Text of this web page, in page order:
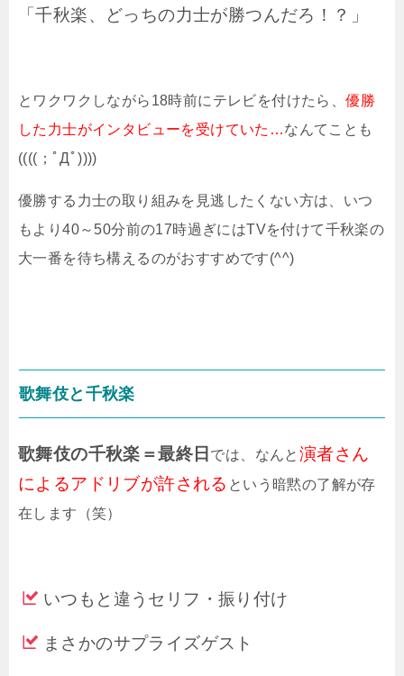
「千秋楽、どっちの力士が勝つんだろ！？」
とワクワクしながら18時前にテレビを付けたら、優勝
した力士がインタビューを受けていた…なんてことも
((((；ﾟДﾟ))))
優勝する力士の取り組みを見逃したくない方は、いつ
もより40～50分前の17時過ぎにはTVを付けて千秋楽の
大一番を待ち構えるのがおすすめです(^^)
歌舞伎と千秋楽
歌舞伎の千秋楽＝最終日 では、なんと 演者さん
によるアドリブが許される という暗黙の了解が存
在します（笑）
いつもと違うセリフ・振り付け
まさかのサプライズゲスト